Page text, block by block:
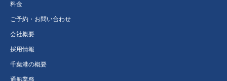
料金
ご予約・お問い合わせ
会社概要
採用情報
千葉港の概要
通船業務